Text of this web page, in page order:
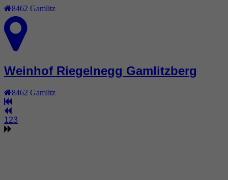
8462 Gamlitz
Weinhof Riegelnegg Gamlitzberg
8462 Gamlitz
1 23